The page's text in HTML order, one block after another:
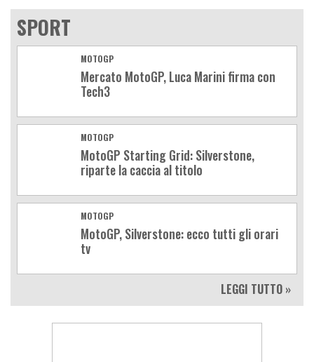
SPORT
MOTOGP
Mercato MotoGP, Luca Marini firma con
Tech3
MOTOGP
MotoGP Starting Grid: Silverstone,
riparte la caccia al titolo
MOTOGP
MotoGP, Silverstone: ecco tutti gli orari
tv
LEGGI TUTTO »